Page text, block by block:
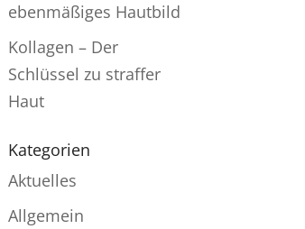
ebenmäßiges Hautbild
Kollagen – Der
Schlüssel zu straffer
Haut
Kategorien
Aktuelles
Allgemein